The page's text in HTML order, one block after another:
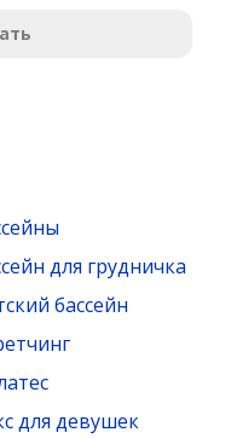
для грудничка
бассейн
для девушек